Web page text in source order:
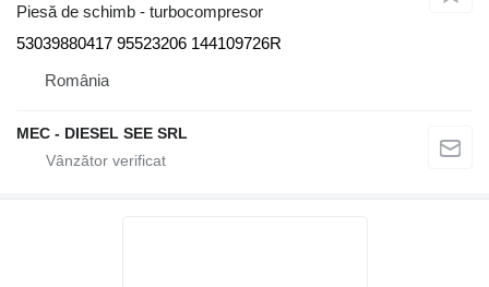
Piesă de schimb - turbocompresor
53039880417 95523206 144109726R
România
MEC - DIESEL SEE SRL